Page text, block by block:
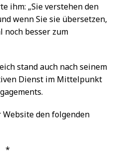
ihm: „Sie verstehen den
wenn Sie sie übersetzen,
noch besser zum
stand auch nach seinem
Dienst im Mittelpunkt
den folgenden
*